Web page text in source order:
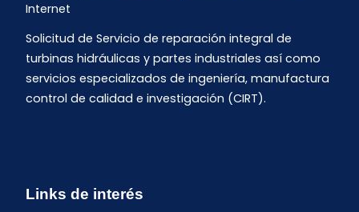
Internet
Solicitud de Servicio de reparación integral de
turbinas hidráulicas y partes industriales así como
servicios especializados de ingeniería, manufactura
control de calidad e investigación (CIRT).
Links de interés